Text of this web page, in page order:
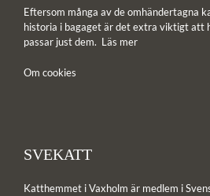
Eftersom många av de omhändertagna
historia i bagaget är det extra viktigt att
passar just dem. Läs mer
Om cookies
SVEKATT
Katthemmet i Vaxholm är medlem i